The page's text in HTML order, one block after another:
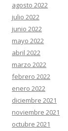
agosto 2022
julio 2022
junio 2022
mayo 2022
abril 2022
marzo 2022
febrero 2022
enero 2022
diciembre 2021
noviembre 2021
octubre 2021